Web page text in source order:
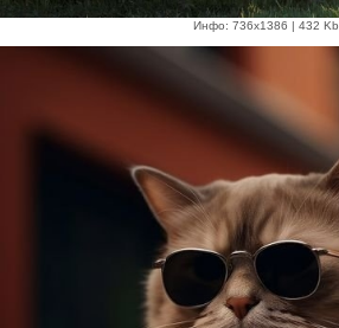
Инфо: 736х1386 | 432 Kb